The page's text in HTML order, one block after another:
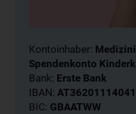
Kontoinhaber:
Spendenkonto
Bank: Erste Bank
IBAN:
BIC: GBAATWW